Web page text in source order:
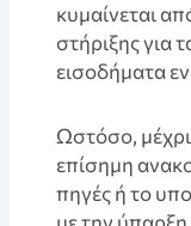
κυμαίνεται
στήριξης για
εισοδήματα
Ωστόσο, μέχρι
επίσημη
πηγές ή το